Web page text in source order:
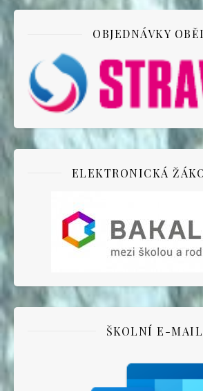
OBJEDNÁVKY
ELEKTRONICKÁ
ŠKOLNÍ E-MAIL